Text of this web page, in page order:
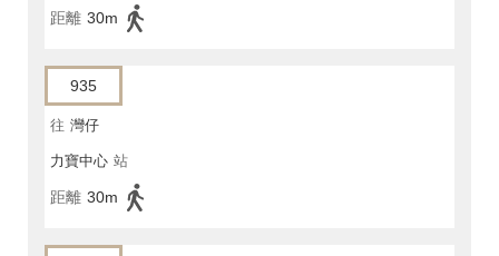
距離 30m
935
往 灣仔
力寶中心 站
距離 30m